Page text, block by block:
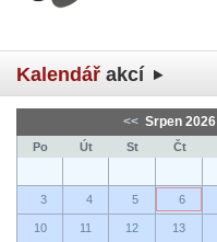
Kalendář akcí
<< Srpen 2026
Po Út St Čt
3 4 5 6
10 11 12 13